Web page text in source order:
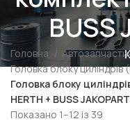
BUSS
Головна
Головка блоку
Головка блоку
HERTH + BUSS
Показано 1–12 із 39